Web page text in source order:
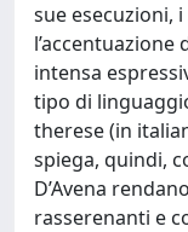
sue esecuzioni,
intensa
tipo di
therese (in
spiega, quindi,
D’Avena
rasserenanti e